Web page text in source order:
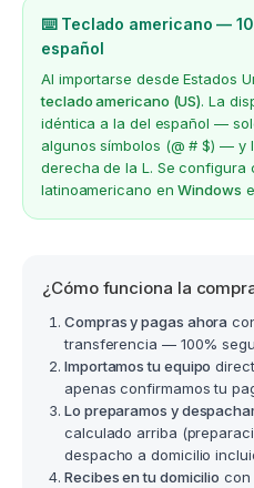
⌨️ Teclado americano —
español
Al importarse desde Estados
teclado americano (US). La
idéntica a la del español —
algunos símbolos (@ # $) — y
derecha de la L. Se configura
latinoamericano enWindows
¿Cómo funciona la
Compras y pagas ahora
transferencia — 100%
Importamos tu equipo
apenas confirmamos tu
Lo preparamos y
calculado arriba
despacho a domicilio
Recibes en tu domicilio con